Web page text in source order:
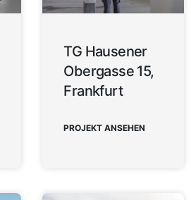
TG Hausener
Obergasse 15,
Frankfurt
PROJEKT ANSEHEN